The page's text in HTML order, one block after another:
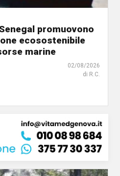
promuovono
ecosostenibile
marine
02/08/2026
di R.C.